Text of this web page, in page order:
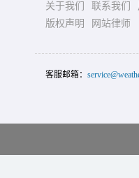
关于我们 联系我们
版权声明
网站律师
客服邮箱：